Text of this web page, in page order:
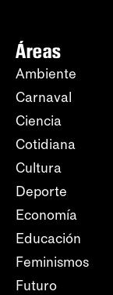
Áreas
Ambiente
Carnaval
Ciencia
Cotidiana
Cultura
Deporte
Economía
Educación
Feminismos
Futuro